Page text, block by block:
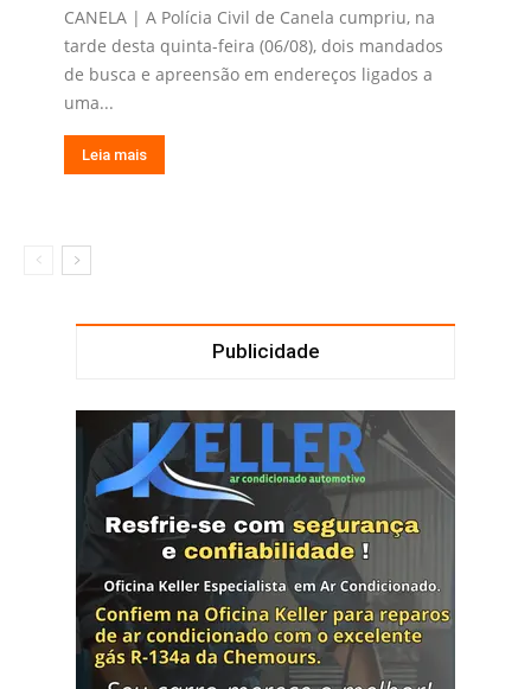
CANELA | A Polícia Civil de Canela cumpriu, na
tarde desta quinta-feira (06/08), dois mandados
de busca e apreensão em endereços ligados a
uma...
Leia mais
Publicidade